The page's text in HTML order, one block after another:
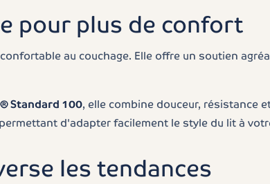
pour plus de confort
au couchage. Elle offre un soutien
Standard 100, elle combine douceur, résistance
d'adapter facilement le style du lit à
les tendances